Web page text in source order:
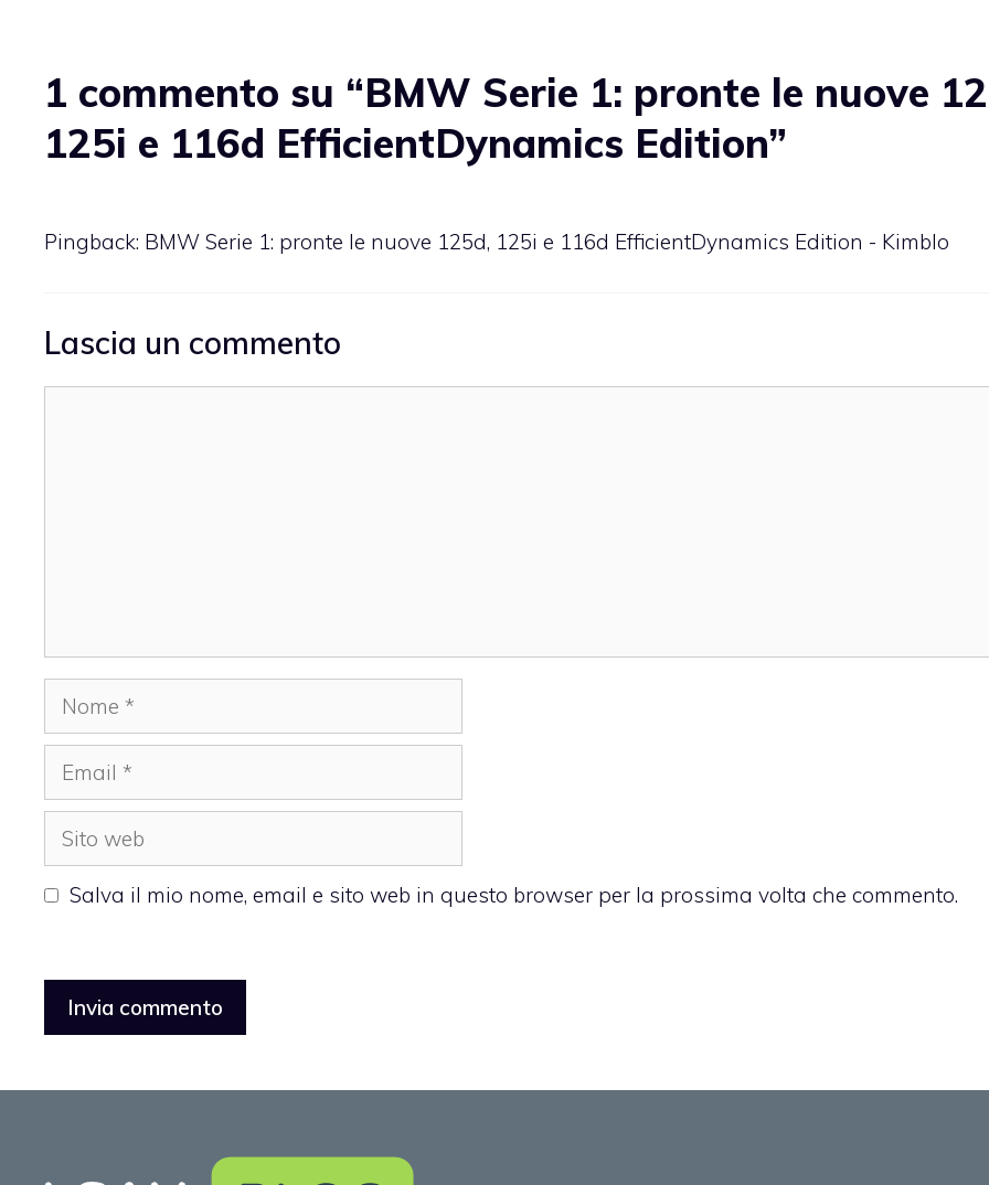
1 commento su “BMW Serie 1: pronte le nuove
125i e 116d EfficientDynamics Edition”
Pingback: BMW Serie 1: pronte le nuove 125d, 125i e 116d EfficientDynamics Edition - Kimblo
Lascia un commento
Nome
Email
Sito
web
Salva il mio nome, email e sito web in questo browser per la prossima volta che commento.